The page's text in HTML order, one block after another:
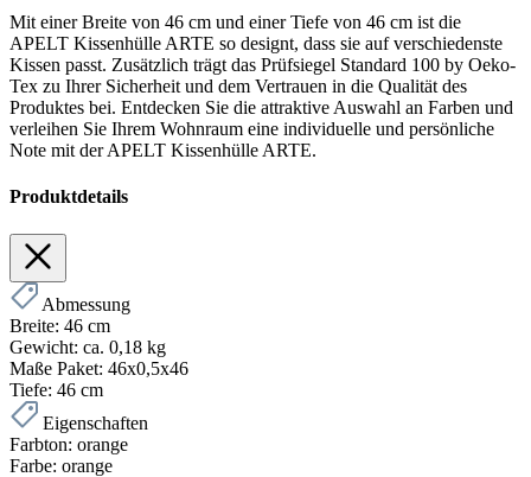
Mit einer Breite von 46 cm und einer Tiefe von 46 cm ist die
APELT Kissenhülle ARTE so designt, dass sie auf verschiedenste
Kissen passt. Zusätzlich trägt das Prüfsiegel Standard 100 by Oeko-
Tex zu Ihrer Sicherheit und dem Vertrauen in die Qualität des
Produktes bei. Entdecken Sie die attraktive Auswahl an Farben und
verleihen Sie Ihrem Wohnraum eine individuelle und persönliche
Note mit der APELT Kissenhülle ARTE.
Produktdetails
Abmessung
Breite: 46 cm
Gewicht: ca. 0,18 kg
Maße Paket: 46x0,5x46
Tiefe: 46 cm
Eigenschaften
Farbton: orange
Farbe: orange